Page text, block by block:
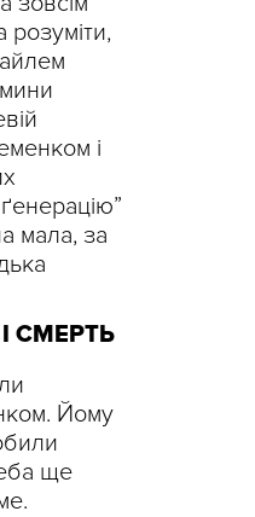
і
мала, за
СМЕРТЬ
Йому
ще